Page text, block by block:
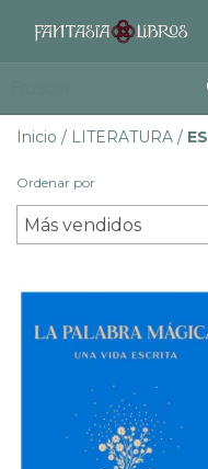
Inicio / LITERATURA /
Ordenar por